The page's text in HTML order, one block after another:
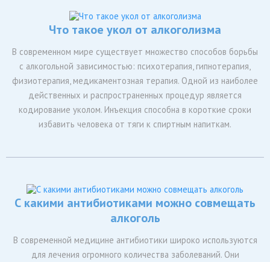
Что такое укол от алкоголизма
В современном мире существует множество способов борьбы
с алкогольной зависимостью: психотерапия, гипнотерапия,
физиотерапия, медикаментозная терапия. Одной из наиболее
действенных и распространенных процедур является
кодирование уколом. Инъекция способна в короткие сроки
избавить человека от тяги к спиртным напиткам.
С какими антибиотиками можно совмещать
алкоголь
В современной медицине антибиотики широко используются
для лечения огромного количества заболеваний. Они